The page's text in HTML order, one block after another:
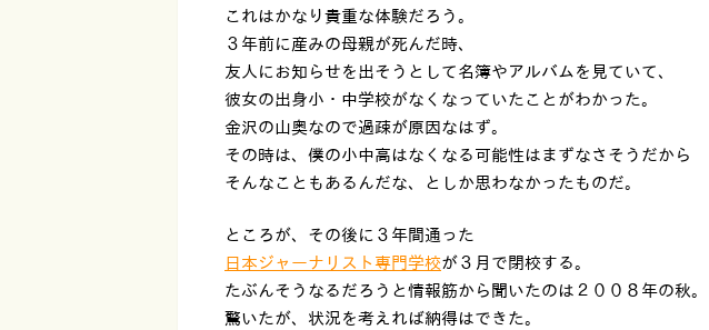
これはかなり貴重な体験だろう。
３年前に産みの母親が死んだ時、
友人にお知らせを出そうとして名簿やアルバムを見ていて、
彼女の出身小・中学校がなくなっていたことがわかった。
金沢の山奥なので過疎が原因なはず。
その時は、僕の小中高はなくなる可能性はまずなさそうだから
そんなこともあるんだな、としか思わなかったものだ。
ところが、その後に３年間通った
日本ジャーナリスト専門学校が３月で閉校する。
たぶんそうなるだろうと情報筋から聞いたのは２００８年の秋。
驚いたが、状況を考えれば納得はできた。